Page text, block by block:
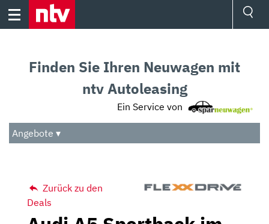
Skip
Audio
Das Beste
Finden Sie Ihren Neuwagen mit
ntv Autoleasing
Ein Service von
Angebote ▾
Zurück zu den
Deals